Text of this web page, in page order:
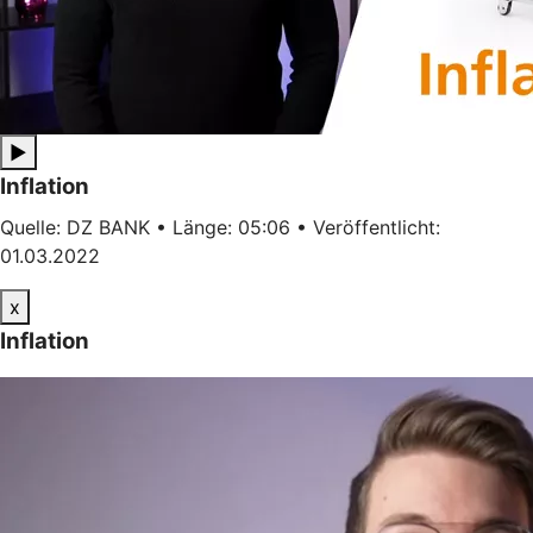
▶
Inflation
Quelle: DZ BANK • Länge: 05:06 • Veröffentlicht:
01.03.2022
x
Inflation